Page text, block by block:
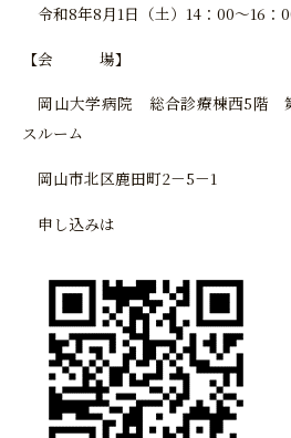
令和8年8月1日（土）14：00～16：
【会 場】
岡山大学病院 総合診療棟西5階
スルーム
岡山市北区鹿田町2－5－1
申し込みは